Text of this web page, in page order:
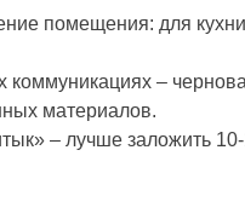
помещения: для
коммуникациях –
материалов.
– лучше заложить